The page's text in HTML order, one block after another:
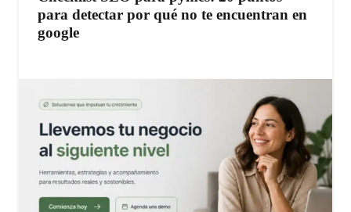
para detectar por qué no te encuentran en
google